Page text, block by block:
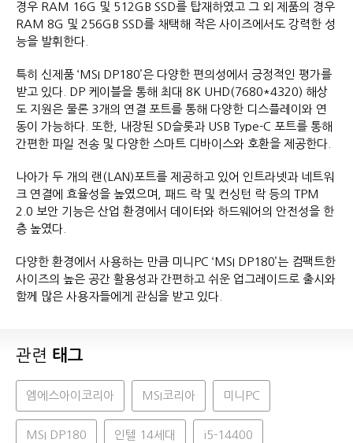
경우 RAM 16G 및 512GB SSD를 탑재하였고 그 외 제품의 경우
RAM 8G 및 256GB SSD를 채택해 작은 사이즈에서도 강력한 성
능을 발휘한다.
특히 신제품 ‘MSI DP180’은 다양한 편의성에서 긍정적인 평가를
받고 있다. DP 케이블을 통해 최대 8K UHD(7680*4320) 해상
도 지원은 물론 3개의 연결 포트를 통해 다양한 디스플레이와 연
동이 가능하다. 또한, 내장된 SD슬롯과 USB Type-C 포트를 통해
간편한 파일 전송 및 다양한 스마트 디바이스와 호환을 제공한다.
나아가 두 개의 랜(LAN)포트를 제공하고 있어 인트라넷과 네트워
크 연결에 효율성을 높였으며, 패드 락 및 컨싱턴 락 등의 TPM
2.0 보안 기능은 산업 환경에서 데이터와 하드웨어의 안전성을 한
층 높였다.
다양한 환경에서 사용하는 만큼 미니PC ‘MSI DP180’는 컴팩트한
사이즈의 높은 공간 활용성과 간편하고 쉬운 업그레이드로 출시와
함께 많은 사용자들에게 관심을 받고 있다.
관련 태그
엠에스아이코리아 MSI코리아 미니PC
MSI DP180 인텔 14세대 i5-14400